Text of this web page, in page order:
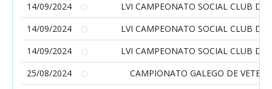
14/09/2024
LVI CAMPEONATO SOCIAL CLUB DE
14/09/2024
LVI CAMPEONATO SOCIAL CLUB DE
14/09/2024
LVI CAMPEONATO SOCIAL CLUB DE
25/08/2024
CAMPIONATO GALEGO DE